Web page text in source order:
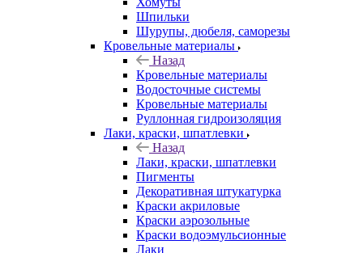
Шпильки
Шурупы, дюбеля, саморезы
Кровельные материалы
Назад
Кровельные материалы
Водосточные системы
Кровельные материалы
Руллонная гидроизоляция
Лаки, краски, шпатлевки
Назад
Лаки, краски, шпатлевки
Пигменты
Декоративная штукатурка
Краски акриловые
Краски аэрозольные
Краски водоэмульсионные
Лаки